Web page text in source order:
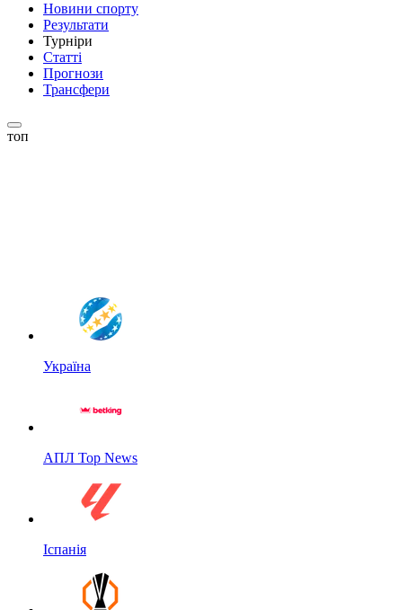
Новини спорту
Результати
Турніри
Статті
Прогнози
Трансфери
топ
Україна
АПЛ Top News
Іспанія